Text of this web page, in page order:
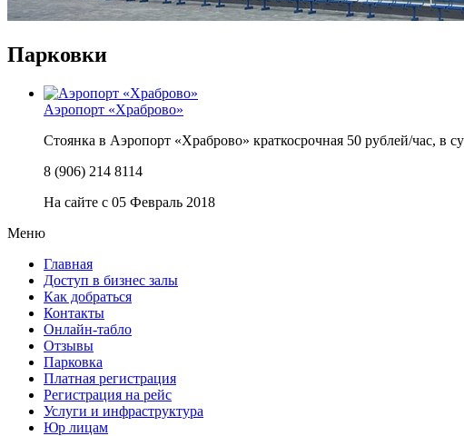
Парковки
Аэропорт «Храброво»
Стоянка в Аэропорт «Храброво» краткосрочная 50 рублей/час, в
8 (906) 214 8114
На сайте с 05 Февраль 2018
Меню
Главная
Доступ в бизнес залы
Как добраться
Контакты
Онлайн-табло
Отзывы
Парковка
Платная регистрация
Регистрация на рейс
Услуги и инфраструктура
Юр лицам